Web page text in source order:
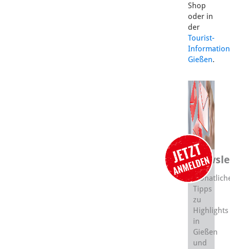
Shop
oder in
der
Tourist-
Information
Gießen.
Tipps
zu
Highlights
in
Gießen
und